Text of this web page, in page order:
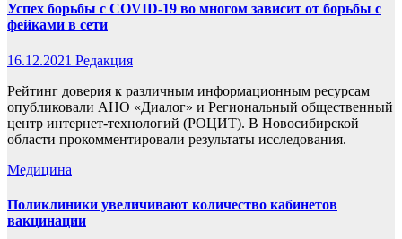
Успех борьбы с COVID-19 во многом зависит от борьбы с
фейками в сети
16.12.2021 Редакция
Рейтинг доверия к различным информационным ресурсам
опубликовали АНО «Диалог» и Региональный общественный
центр интернет-технологий (РОЦИТ). В Новосибирской
области прокомментировали результаты исследования.
Медицина
Поликлиники увеличивают количество кабинетов
вакцинации